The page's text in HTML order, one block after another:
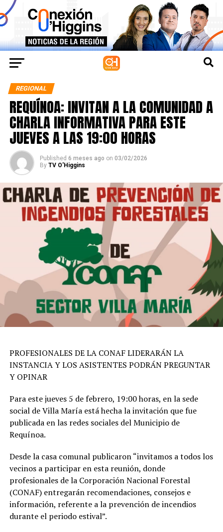
REGIONAL
REQUÍNOA: INVITAN A LA COMUNIDAD A
CHARLA INFORMATIVA PARA ESTE
JUEVES A LAS 19:00 HORAS
Published 6 meses ago on 03/02/2026
By TV O'Higgins
PROFESIONALES DE LA CONAF LIDERARÁN LA
INSTANCIA Y LOS ASISTENTES PODRÁN PREGUNTAR
Y OPINAR
Para este jueves 5 de febrero, 19:00 horas, en la sede
social de Villa María está hecha la invitación que fue
publicada en las redes sociales del Municipio de
Requínoa.
Desde la casa comunal publicaron “invitamos a todos los
vecinos a participar en esta reunión, donde
profesionales de la Corporación Nacional Forestal
(CONAF) entregarán recomendaciones, consejos e
información, referente a la prevención de incendios
durante el periodo estival”.